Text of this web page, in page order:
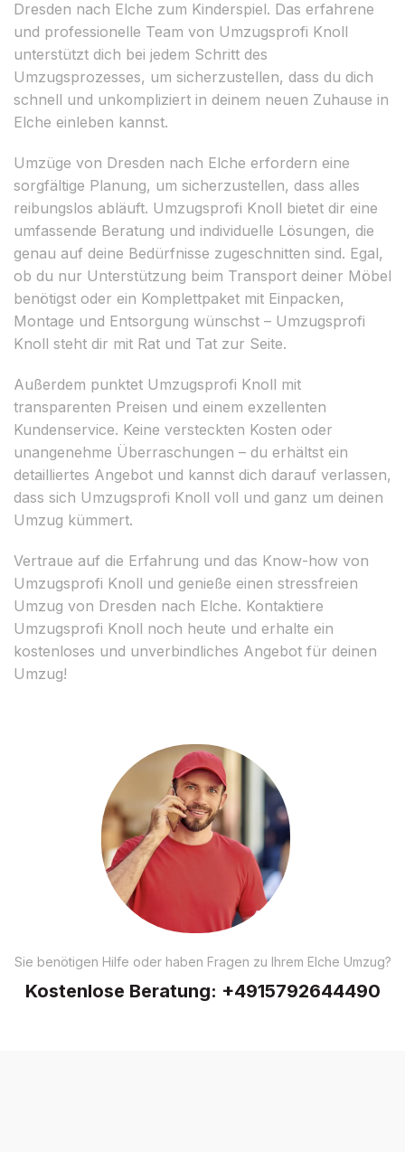
Dresden nach Elche zum Kinderspiel. Das erfahrene
und professionelle Team von Umzugsprofi Knoll
unterstützt dich bei jedem Schritt des
Umzugsprozesses, um sicherzustellen, dass du dich
schnell und unkompliziert in deinem neuen Zuhause in
Elche einleben kannst.
Umzüge von Dresden nach Elche erfordern eine
sorgfältige Planung, um sicherzustellen, dass alles
reibungslos abläuft. Umzugsprofi Knoll bietet dir eine
umfassende Beratung und individuelle Lösungen, die
genau auf deine Bedürfnisse zugeschnitten sind. Egal,
ob du nur Unterstützung beim Transport deiner Möbel
benötigst oder ein Komplettpaket mit Einpacken,
Montage und Entsorgung wünschst – Umzugsprofi
Knoll steht dir mit Rat und Tat zur Seite.
Außerdem punktet Umzugsprofi Knoll mit
transparenten Preisen und einem exzellenten
Kundenservice. Keine versteckten Kosten oder
unangenehme Überraschungen – du erhältst ein
detailliertes Angebot und kannst dich darauf verlassen,
dass sich Umzugsprofi Knoll voll und ganz um deinen
Umzug kümmert.
Vertraue auf die Erfahrung und das Know-how von
Umzugsprofi Knoll und genieße einen stressfreien
Umzug von Dresden nach Elche. Kontaktiere
Umzugsprofi Knoll noch heute und erhalte ein
kostenloses und unverbindliches Angebot für deinen
Umzug!
Sie benötigen Hilfe oder haben Fragen zu Ihrem Elche Umzug?
Kostenlose Beratung: +4915792644490